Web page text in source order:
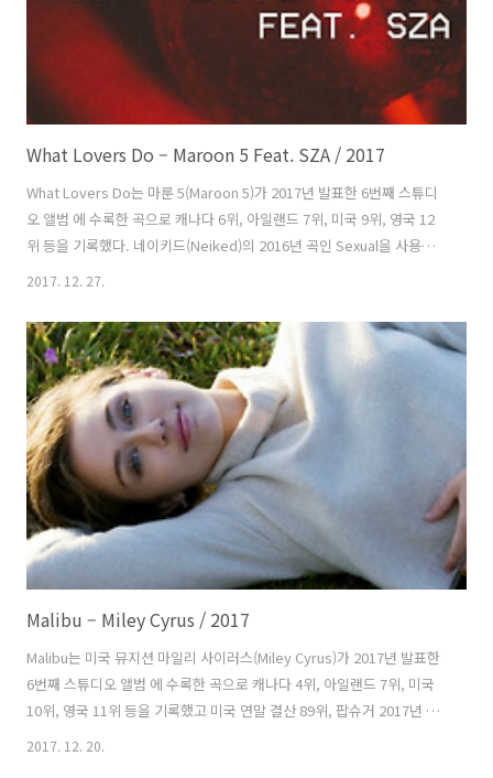
What Lovers Do – Maroon 5 Feat. SZA / 2017
What Lovers Do는 마룬 5(Maroon 5)가 2017년 발표한 6번째 스튜디
오 앨범 에 수록한 곡으로 캐나다 6위, 아일랜드 7위, 미국 9위, 영국 12
위 등을 기록했다. 네이키드(Neiked)의 2016년 곡인 Sexual을 사용해
만들어 애덤 리바인(Adam Levine)과 게스트 보컬로 참여한 SZA 외에
로 참여했다. 뮤직비디오는 조세프 칸(Joseph Kahn)이 감독을 맡았다.
남녀간의 사랑이라는 것이 일정한 패턴이 있고 열렬했다 식는 과정이 비
슷해서 그런지 사랑을 게임에 비유하는 가사가 많은데 여기서는 포커게
임을 들어 이야기를 전개하고 있다. 남자는 포커게임에서 4번 째로 좋은
패인 풀하우스가 있다. ..
2017. 12. 27.
Malibu – Miley Cyrus / 2017
Malibu는 미국 뮤지션 마일리 사이러스(Miley Cyrus)가 2017년 발표한
6번째 스튜디오 앨범 에 수록한 곡으로 캐나다 4위, 아일랜드 7위, 미국
10위, 영국 11위 등을 기록했고 미국 연말 결산 89위, 팝슈거 2017년 최
고의 노래 3위, 롤링 스톤 같은 부문 45위 등을 기록했다. 마일리와 오렌
2017. 12. 20.